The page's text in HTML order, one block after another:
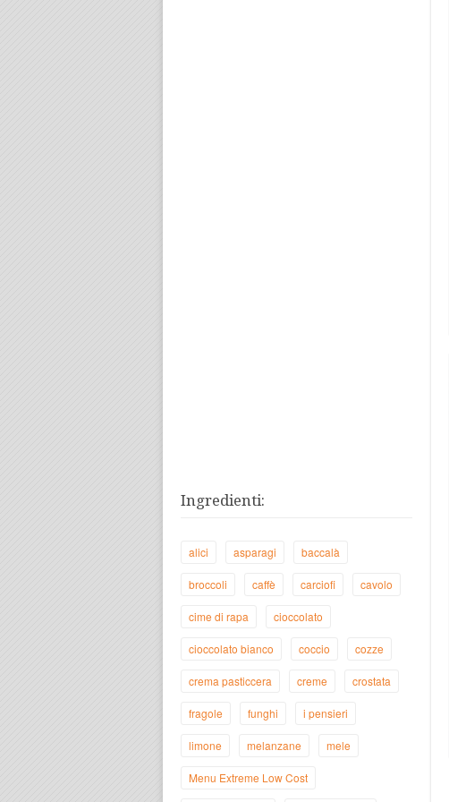
Ingredienti:
alici asparagi baccalà
broccoli caffè carciofi cavolo
cime di rapa cioccolato
cioccolato bianco coccio cozze
crema pasticcera creme crostata
fragole funghi i pensieri
limone melanzane mele
Menu Extreme Low Cost